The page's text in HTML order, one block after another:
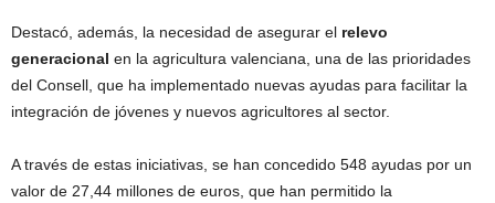
Destacó, además, la necesidad de asegurar el relevo
generacional en la agricultura valenciana, una de las prioridades
del Consell, que ha implementado nuevas ayudas para facilitar la
integración de jóvenes y nuevos agricultores al sector.
A través de estas iniciativas, se han concedido 548 ayudas por un
valor de 27,44 millones de euros, que han permitido la